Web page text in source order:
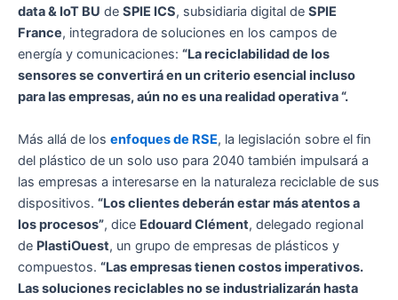
data & IoT BU de SPIE ICS, subsidiaria digital de SPIE
France, integradora de soluciones en los campos de
energía y comunicaciones: “La reciclabilidad de los
sensores se convertirá en un criterio esencial incluso
para las empresas, aún no es una realidad operativa “.
Más allá de los enfoques de RSE, la legislación sobre el fin
del plástico de un solo uso para 2040 también impulsará a
las empresas a interesarse en la naturaleza reciclable de sus
dispositivos. “Los clientes deberán estar más atentos a
los procesos”, dice Edouard Clément, delegado regional
de PlastiOuest, un grupo de empresas de plásticos y
compuestos. “Las empresas tienen costos imperativos.
Las soluciones reciclables no se industrializarán hasta